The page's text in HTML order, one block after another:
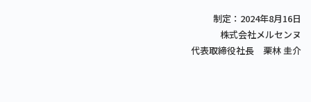
制定：2024年8月16日
株式会社メルセンヌ
代表取締役社長 栗林 圭介